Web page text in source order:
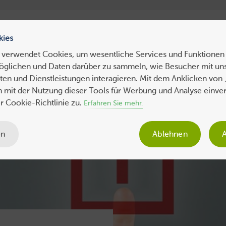
Hosting
Tipps Business Sicherheit SEO Expertenbeiträge
verwendet Cookies, um wesentliche Services und
und Daten darüber zu sammeln, wie Besucher mit
und Dienstleistungen interagieren. Mit dem Anklicken von
mit der Nutzung dieser Tools für Werbung und Analyse
Cookie-Richtlinie zu. Erfahren Sie mehr.
Ablehnen